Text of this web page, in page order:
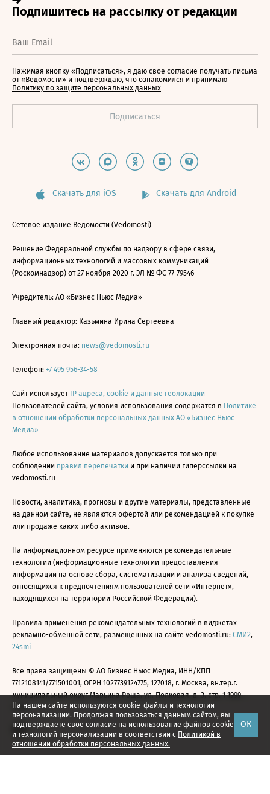
На нашем сайте используются cookie-файлы и технологии
персонализации. Продолжая пользоваться данным сайтом, вы
подтверждаете свое согласие на использование файлов cookie
и технологий персонализации в соответствии с Политикой в
отношении обработки персональных данных.
ОК
Нажимая кнопку «Подписаться», я даю свое согласие получать письма
от «Ведомости» и подтверждаю, что ознакомился и принимаю
Политику по защите персональных данных
Скачать для iOS Скачать для Android
Сетевое издание Ведомости (Vedomosti)
Решение Федеральной службы по надзору в сфере связи,
информационных технологий и массовых коммуникаций
(Роскомнадзор) от 27 ноября 2020 г. ЭЛ № ФС 77-79546
Учредитель: АО «Бизнес Ньюс Медиа»
Главный редактор: Казьмина Ирина Сергеевна
Электронная почта: news@vedomosti.ru
Телефон: +7 495 956-34-58
Сайт использует IP адреса, cookie и данные геолокации
Пользователей сайта, условия использования содержатся в Политике
в отношении обработки персональных данных АО «Бизнес Ньюс
Медиа»
Любое использование материалов допускается только при
соблюдении правил перепечатки и при наличии гиперссылки на
vedomosti.ru
Новости, аналитика, прогнозы и другие материалы, представленные
на данном сайте, не являются офертой или рекомендацией к покупке
или продаже каких-либо активов.
На информационном ресурсе применяются рекомендательные
технологии (информационные технологии предоставления
информации на основе сбора, систематизации и анализа сведений,
относящихся к предпочтениям пользователей сети «Интернет»,
находящихся на территории Российской Федерации).
Правила применения рекомендательных технологий в виджетах
рекламно-обменной сети, размещенных на сайте vedomosti.ru: СМИ2,
24smi
Все права защищены © АО Бизнес Ньюс Медиа, ИНН/КПП
7712108141/771501001, ОГРН 1027739124775, 127018, г. Москва, вн.тер.г.
муниципальный округ Марьина Роща, ул. Полковая, д. 3, стр. 1 1999—
2026